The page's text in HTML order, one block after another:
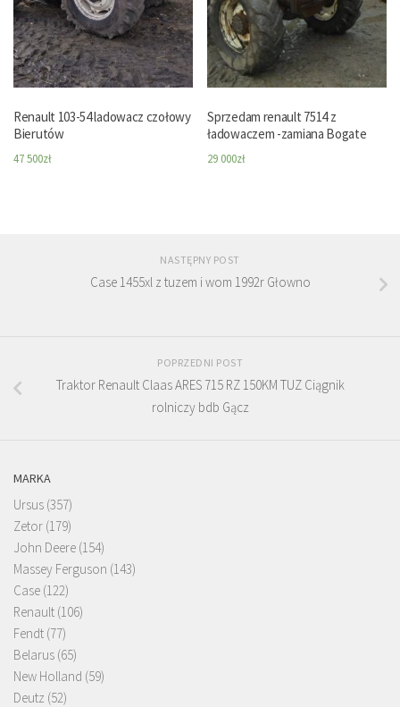
Renault 103-54 ladowacz czołowy
Bierutów
47 500zł
Sprzedam renault 7514 z
ładowaczem -zamiana Bogate
29 000zł
NASTĘPNY POST
Case 1455xl z tuzem i wom 1992r Głowno
POPRZEDNI POST
Traktor Renault Claas ARES 715 RZ 150KM TUZ Ciągnik
rolniczy bdb Gącz
MARKA
Ursus (357)
Zetor (179)
John Deere (154)
Massey Ferguson (143)
Case (122)
Renault (106)
Fendt (77)
Belarus (65)
New Holland (59)
Deutz (52)